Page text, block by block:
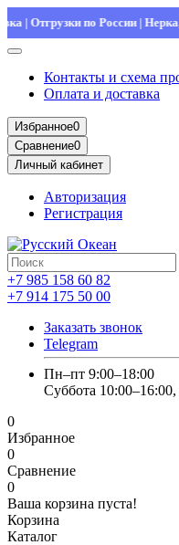
по России | Нерка,
Контакты и схема
Оплата и доставка
Избранное0
Сравнение0
Личный кабинет
Авторизация
Регистрация
+7 985 158 60 82
+7 914 175 50 00
Заказать звонок
Telegram
Пн–пт 9:00–18:00
Суббота
0
Избранное
0
Сравнение
0
Ваша корзина пуста!
Корзина
Каталог